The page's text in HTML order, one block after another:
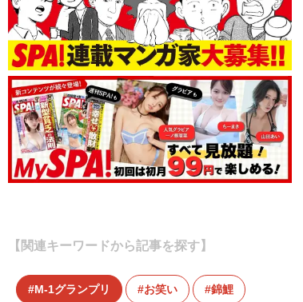
【関連キーワードから記事を探す】
M-1グランプリ お笑い 錦鯉